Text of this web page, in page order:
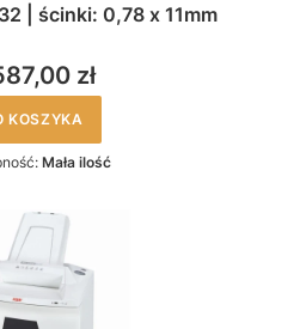
| ścinki: 0,78 x 11mm
zł
KOSZYKA
Mała ilość